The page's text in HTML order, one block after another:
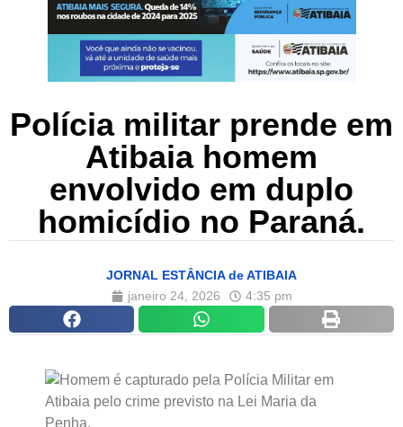
Polícia militar prende em
Atibaia homem
envolvido em duplo
homicídio no Paraná.
JORNAL ESTÂNCIA de ATIBAIA
janeiro 24, 2026
4:35 pm